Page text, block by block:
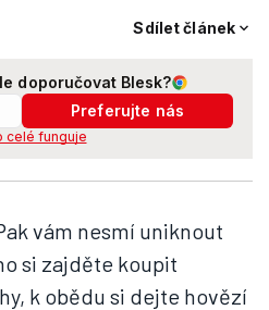
Sdílet článek
doporučovat Blesk?
Preferujte nás
celé funguje
vám nesmí uniknout
si zajděte koupit
k obědu si dejte hovězí